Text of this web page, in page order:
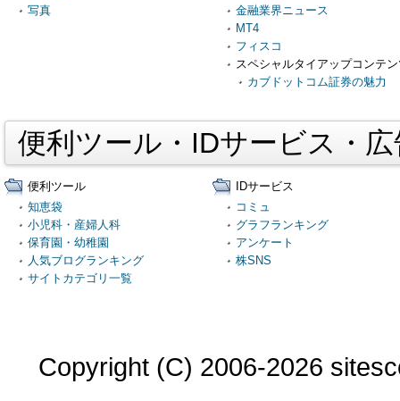
写真
金融業界ニュース
MT4
フィスコ
スペシャルタイアップコンテ
カブドットコム証券の魅力
便利ツール・IDサービス・
便利ツール
知恵袋
小児科・産婦人科
保育園・幼稚園
人気ブログランキング
サイトカテゴリ一覧
IDサービス
コミュ
グラフランキング
アンケート
株SNS
Copyright (C) 2006-2026